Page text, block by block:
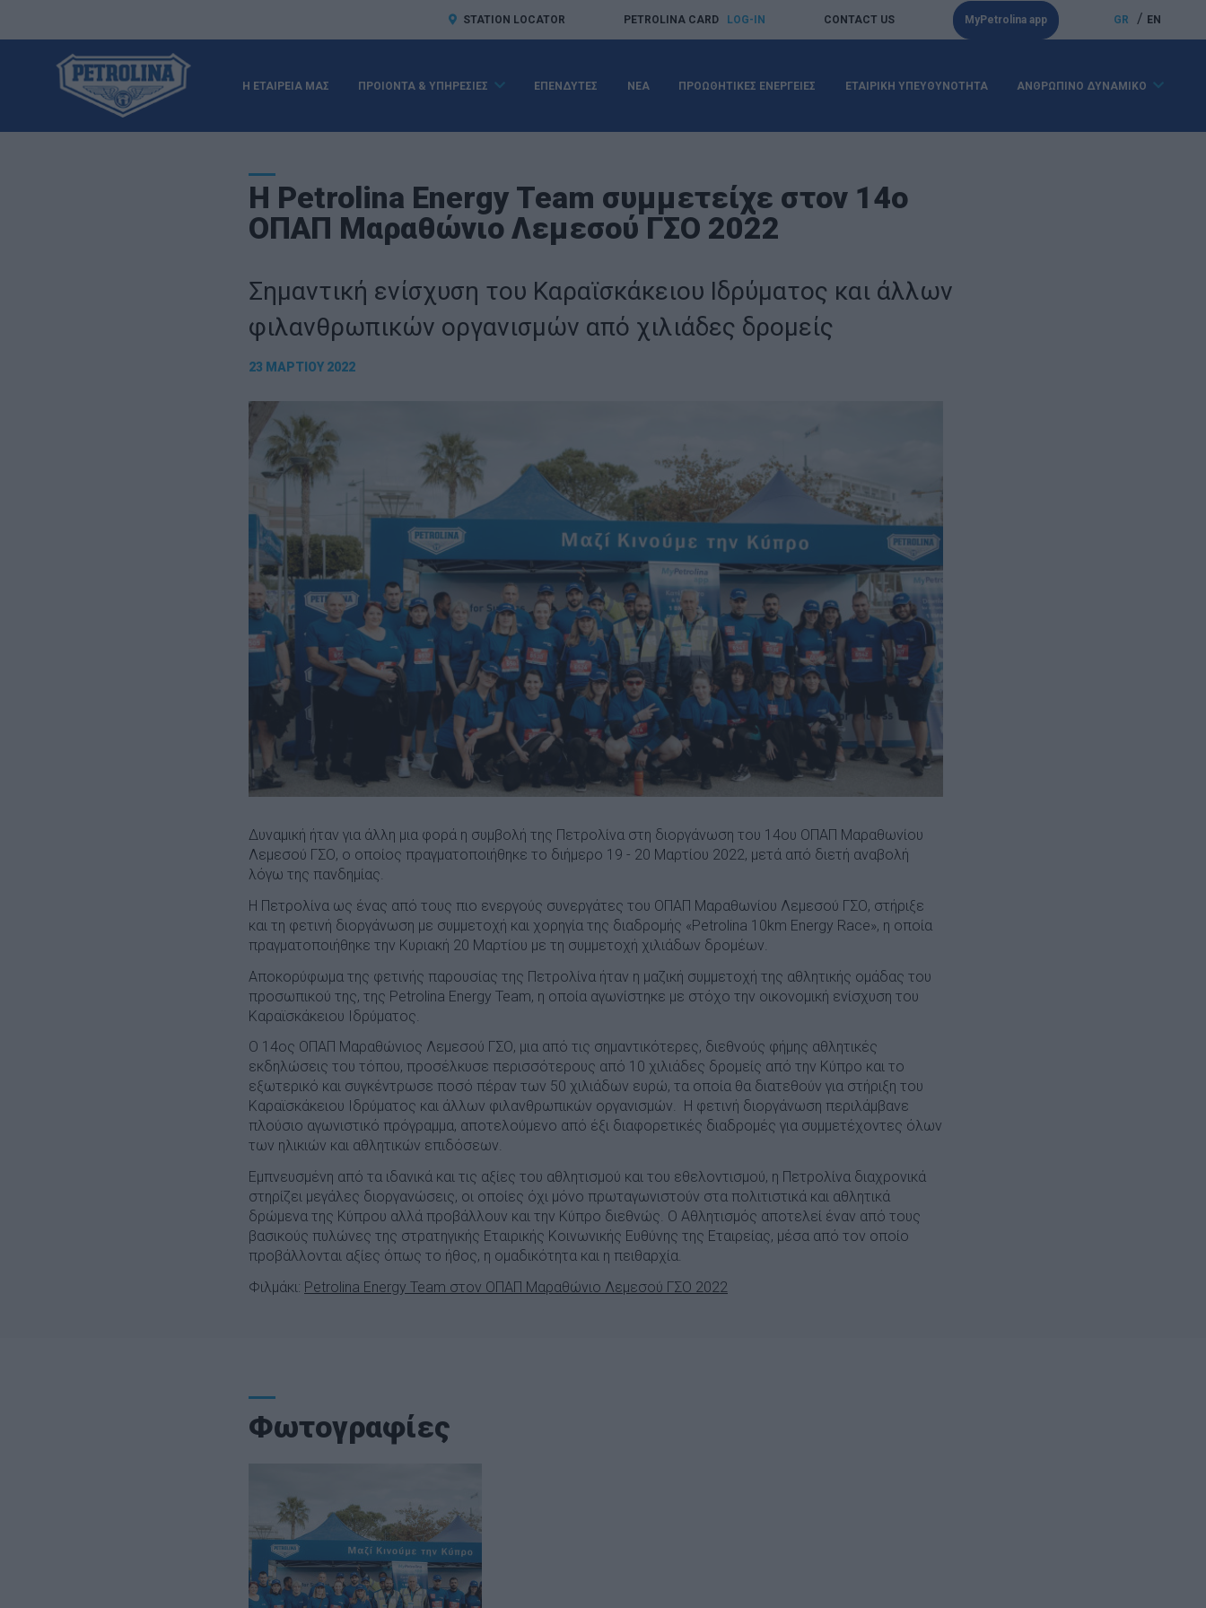
GR / EN
STATION LOCATOR PETROLINA CARD LOG-IN CONTACT US MyPetrolina app
Η ΕΤΑΙΡΕΙΑ ΜΑΣ ΠΡΟΙΟΝΤΑ & ΥΠΗΡΕΣΙΕΣ ΕΠΕΝΔΥΤΕΣ ΝΕΑ ΠΡΟΩΘΗΤΙΚΕΣ ΕΝΕΡΓΕΙΕΣ ΕΤΑΙΡΙΚΗ ΥΠΕΥΘΥΝΟΤΗΤΑ ΑΝΘΡΩΠΙΝΟ ΔΥΝΑΜΙΚΟ
Η Petrolina Energy Team συμμετείχε στον 14ο
ΟΠΑΠ Μαραθώνιο Λεμεσού ΓΣΟ 2022
Σημαντική ενίσχυση του Καραϊσκάκειου Ιδρύματος και άλλων
φιλανθρωπικών οργανισμών από χιλιάδες δρομείς
23 ΜΑΡΤΊΟΥ 2022
Δυναμική ήταν για άλλη μια φορά η συμβολή της Πετρολίνα στη διοργάνωση του 14ου ΟΠΑΠ Μαραθωνίου
Λεμεσού ΓΣΟ, ο οποίος πραγματοποιήθηκε το διήμερο 19 - 20 Μαρτίου 2022, μετά από διετή αναβολή
λόγω της πανδημίας.
Η Πετρολίνα ως ένας από τους πιο ενεργούς συνεργάτες του ΟΠΑΠ Μαραθωνίου Λεμεσού ΓΣΟ, στήριξε
και τη φετινή διοργάνωση με συμμετοχή και χορηγία της διαδρομής «Petrolina 10km Εnergy Race», η οποία
πραγματοποιήθηκε την Κυριακή 20 Μαρτίου με τη συμμετοχή χιλιάδων δρομέων.
Αποκορύφωμα της φετινής παρουσίας της Πετρολίνα ήταν η μαζική συμμετοχή της αθλητικής ομάδας του
προσωπικού της, της Petrolina Energy Team, η οποία αγωνίστηκε με στόχο την οικονομική ενίσχυση του
Καραϊσκάκειου Ιδρύματος.
Ο 14ος ΟΠΑΠ Μαραθώνιος Λεμεσού ΓΣΟ, μια από τις σημαντικότερες, διεθνούς φήμης αθλητικές
εκδηλώσεις του τόπου, προσέλκυσε περισσότερους από 10 χιλιάδες δρομείς από την Κύπρο και το
εξωτερικό και συγκέντρωσε ποσό πέραν των 50 χιλιάδων ευρώ, τα οποία θα διατεθούν για στήριξη του
Καραϊσκάκειου Ιδρύματος και άλλων φιλανθρωπικών οργανισμών. Η φετινή διοργάνωση περιλάμβανε
πλούσιο αγωνιστικό πρόγραμμα, αποτελούμενο από έξι διαφορετικές διαδρομές για συμμετέχοντες όλων
των ηλικιών και αθλητικών επιδόσεων.
Εμπνευσμένη από τα ιδανικά και τις αξίες του αθλητισμού και του εθελοντισμού, η Πετρολίνα διαχρονικά
στηρίζει μεγάλες διοργανώσεις, οι οποίες όχι μόνο πρωταγωνιστούν στα πολιτιστικά και αθλητικά
δρώμενα της Κύπρου αλλά προβάλλουν και την Κύπρο διεθνώς. Ο Αθλητισμός αποτελεί έναν από τους
βασικούς πυλώνες της στρατηγικής Εταιρικής Κοινωνικής Ευθύνης της Εταιρείας, μέσα από τον οποίο
προβάλλονται αξίες όπως το ήθος, η ομαδικότητα και η πειθαρχία.
Φιλμάκι: Petrolina Energy Team στον ΟΠΑΠ Μαραθώνιο Λεμεσού ΓΣΟ 2022
Φωτογραφίες